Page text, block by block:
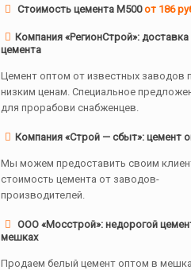
Стоимость цемента М500от 186
Компания «РегионСтрой»: доставка
цемента
Цемент оптом от известных заводов
низким ценам. Специальное
для прорабови снабженцев.
Компания «Строй — сбыт»: цемент
Мы можем предоставить своим
стоимость цемента от заводов-
производителей.
ООО «Мосстрой»: недорогой
мешках
Продаем белый цемент оптом в